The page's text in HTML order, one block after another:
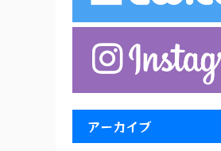
アーカイブ